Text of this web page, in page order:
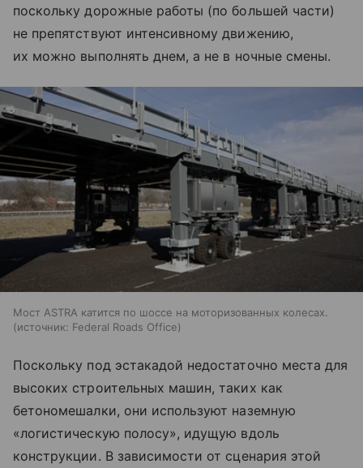
поскольку дорожные работы (по большей части)
не препятствуют интенсивному движению,
их можно выполнять днем, а не в ночные смены.
Мост ASTRA катится по шоссе на моторизованных колесах.
источник: Federal Roads Office
Поскольку под эстакадой недостаточно места для
высоких строительных машин, таких как
бетономешалки, они используют наземную
«логистическую полосу», идущую вдоль
конструкции. В зависимости от сценария этой